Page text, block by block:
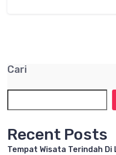
Cari
Recent Posts
Tempat Wisata Terindah Di